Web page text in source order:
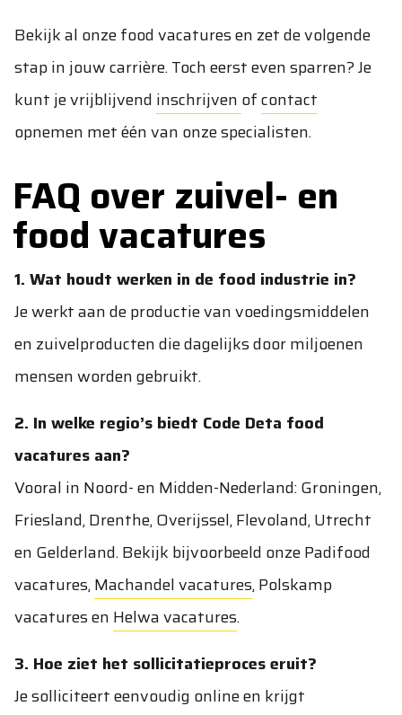
Bekijk al onze food vacatures en zet de volgende
stap in jouw carrière. Toch eerst even sparren? Je
kunt je vrijblijvend inschrijven ofcontact
opnemen met één van onze specialisten.
FAQ over zuivel- en
food vacatures
1. Wat houdt werken in de food industrie in?
Je werkt aan de productie van voedingsmiddelen
en zuivelproducten die dagelijks door miljoenen
mensen worden gebruikt.
2. In welke regio’s biedt Code Deta food
vacatures aan?
Vooral in Noord- en Midden-Nederland: Groningen,
Friesland, Drenthe, Overijssel, Flevoland, Utrecht
en Gelderland. Bekijk bijvoorbeeld onzePadifood
vacatures,Machandel vacatures,Polskamp
vacaturesen Helwa vacatures.
3. Hoe ziet het sollicitatieproces eruit?
Je solliciteert eenvoudig online en krijgt